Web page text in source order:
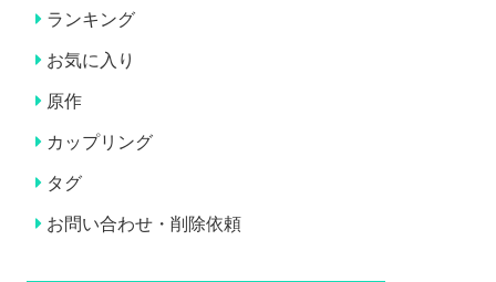
ランキング
お気に入り
原作
カップリング
タグ
お問い合わせ・削除依頼